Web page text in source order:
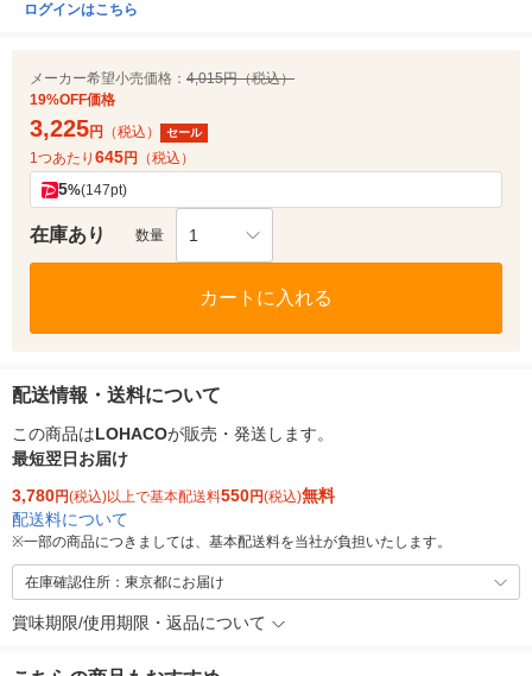
ログインはこちら
メーカー希望小売価格： 4,015円（税込）
19%OFF価格
3,225円 （税込） セール
1つあたり 645円 （税込）
5%(147pt)
在庫あり 数量 1
カートに入れる
配送情報・送料について
この商品はLOHACOが販売・発送します。
最短翌日お届け
3,780円(税込)以上で基本配送料550円(税込)無料
配送料について
※一部の商品につきましては、基本配送料を当社が負担いたします。
在庫確認住所：東京都にお届け
賞味期限/使用期限・返品について